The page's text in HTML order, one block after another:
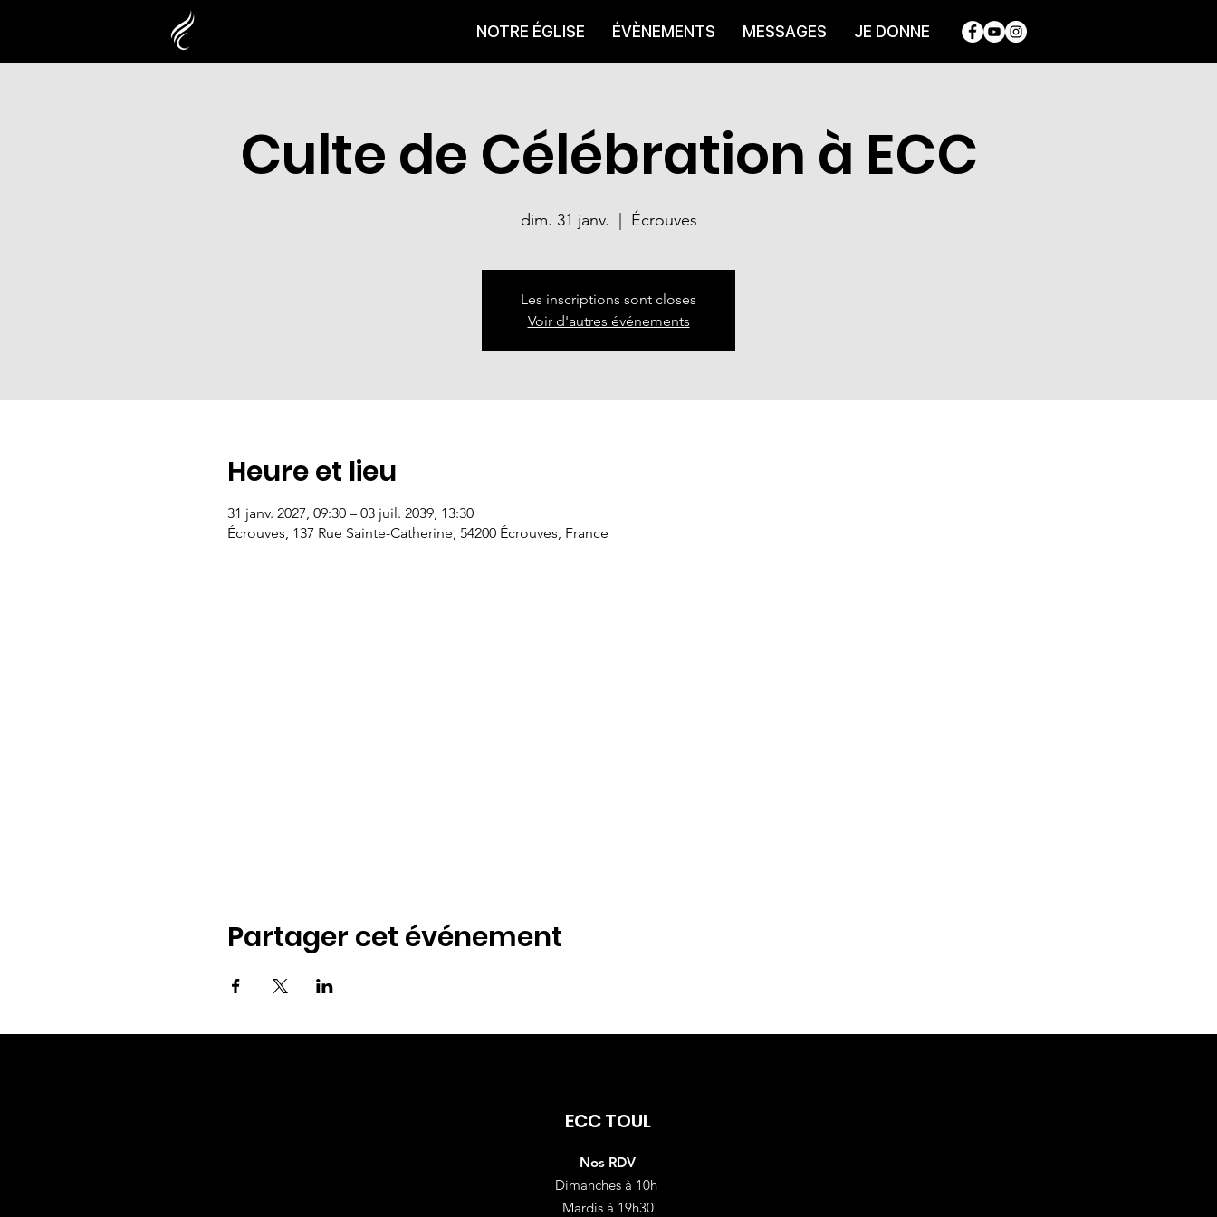
NOTRE ÉGLISE ÉVÈNEMENTS MESSAGES JE DONNE
Culte de Célébration à ECC
dim. 31 janv. Écrouves
Les inscriptions sont closes
Voir d'autres événements
Heure et lieu
31 janv. 2027, 09:30 – 03 juil. 2039, 13:30
Écrouves, 137 Rue Sainte-Catherine, 54200 Écrouves, France
Partager cet événement
ECC TOUL
Nos RDV
Dimanches à 10h
Mardis à 19h30